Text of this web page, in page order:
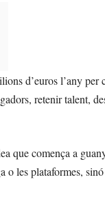
d’euros l’any per
retenir talent,
que comença a
les plataformes,